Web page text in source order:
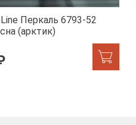
Перкаль 6793-52
(арктик)